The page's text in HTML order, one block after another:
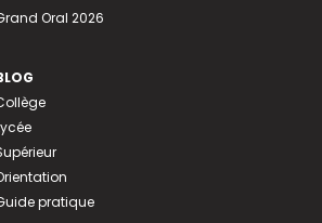
Oral 2026
pratique